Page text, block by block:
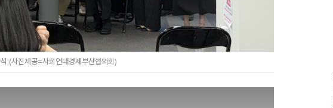
(사진제공=사회연대경제부산협의회)